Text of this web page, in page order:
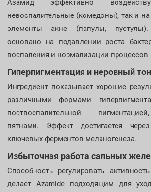
Азамид эффективно
невоспалительные (комедоны), так и
элементы акне (папулы,
основано на подавлении роста
воспаления и нормализации процессов
Гиперпигментация и неровный
Ингредиент показывает хорошие
различными формами
поствоспалительной
пятнами. Эффект достигается
ключевых ферментов меланогенеза.
Избыточная работа сальных
Способность регулировать
делает Azamide подходящим для